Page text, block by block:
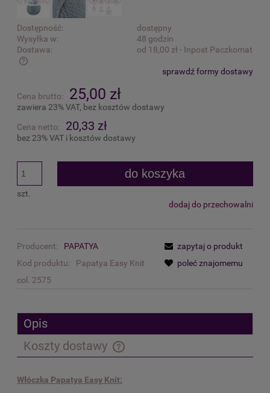
Dostępność:
dostępny
Wysyłka w:
48 godzin
Dostawa:
od 18,00 zł- Inpost Paczkomat
Cena nie zawiera ewentualnych kosztów płatnościsprawdź formy dostawy
Cena brutto: 25,00 zł
zawiera 23% VAT, bez kosztów dostawy
Cena netto: 20,33 zł
bez 23% VAT i kosztów dostawy
szt.
do koszyka
dodaj do przechowalni
Producent:
PAPATYA
Kod produktu:
Papatya Easy Knit
col. 2575
zapytaj o produkt
poleć znajomemu
Opis
Koszty dostawy
Cena nie zawiera ewentualnych kosztów płatności
Włóczka Papatya Easy Knit: